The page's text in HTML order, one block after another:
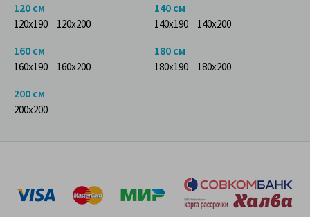
120 см
120x190 120x200
140 см
140x190 140x200
160 см
160x190 160x200
180 см
180x190 180x200
200 см
200x200